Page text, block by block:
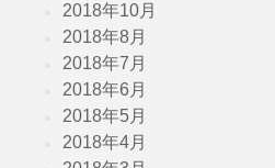
2018年10月
2018年8月
2018年7月
2018年6月
2018年5月
2018年4月